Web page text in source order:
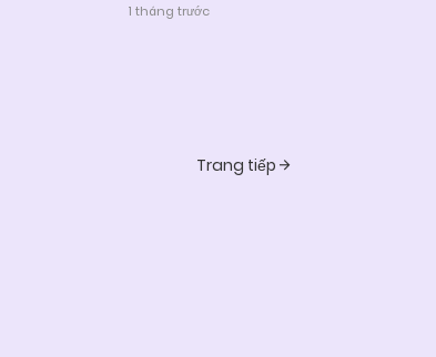
1 tháng trước
Trang tiếp